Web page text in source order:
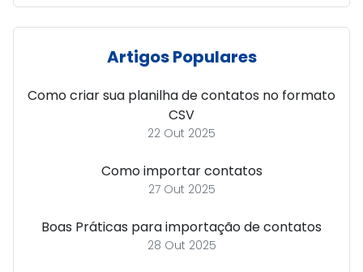
Artigos Populares
Como criar sua planilha de contatos no formato
CSV
22 Out 2025
Como importar contatos
27 Out 2025
Boas Práticas para importação de contatos
28 Out 2025